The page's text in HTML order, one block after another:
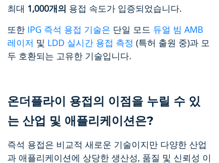
최대 1,000개의 용접 속도가 입증되었습니다.
또한 IPG 즉석 용접 기술은 단일 모드 듀얼 빔 AMB
레이저 및 LDD 실시간 용접 측정 (특허 출원 중)과 모
두 호환되는 고유한 기술입니다.
온더플라이 용접의 이점을 누릴 수 있
는 산업 및 애플리케이션은?
즉석 용접은 비교적 새로운 기술이지만 다양한 산업
과 애플리케이션에 상당한 생산성, 품질 및 신뢰성 이